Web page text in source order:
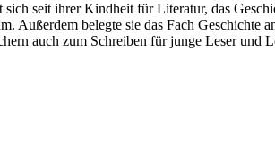
seit ihrer Kindheit für Literatur, das
Außerdem belegte sie das Fach
auch zum Schreiben für junge Leser und